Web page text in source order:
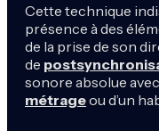
Cette technique
présence à des
de la prise de son
de
sonore absolue avec
métrageou d’un